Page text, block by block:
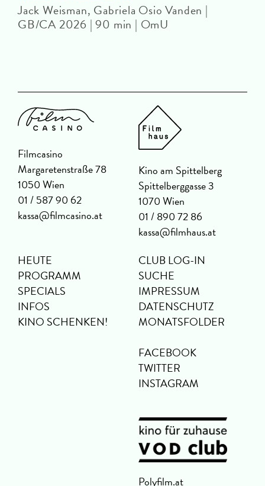
Jack Weisman, Gabriela Osio Vanden |
GB/CA 2026 | 90 min | OmU
Filmcasino
Margaretenstraße 78
1050 Wien
01 / 587 90 62
kassa@filmcasino.at
Kino am Spittelberg
Spittelberggasse 3
1070 Wien
01 / 890 72 86
kassa@filmhaus.at
HEUTE
PROGRAMM
SPECIALS
INFOS
KINO SCHENKEN!
CLUB LOG-IN
SUCHE
IMPRESSUM
DATENSCHUTZ
MONATSFOLDER
FACEBOOK
TWITTER
INSTAGRAM
Polyfilm.at